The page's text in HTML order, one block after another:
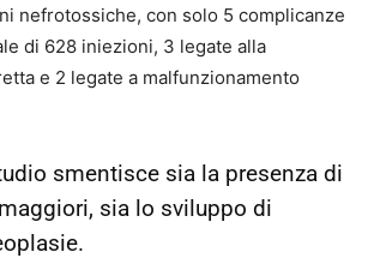
nefrotossiche, con solo 5 complicanze
di 628 iniezioni, 3 legate alla
e 2 legate a malfunzionamento
smentisce sia la presenza di
sia lo sviluppo di